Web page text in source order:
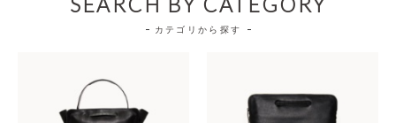
カテゴリから探す